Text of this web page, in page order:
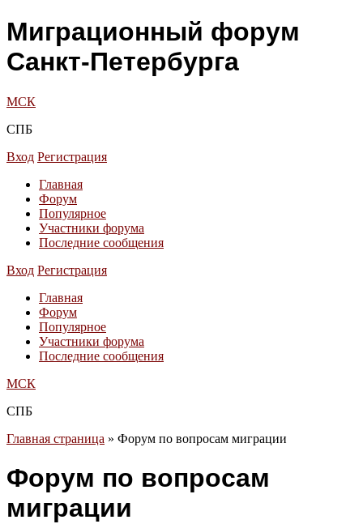
Миграционный форум
Санкт-Петербурга
МСК
СПБ
Вход Регистрация
Главная
Форум
Популярное
Участники форума
Последние сообщения
Вход Регистрация
Главная
Форум
Популярное
Участники форума
Последние сообщения
МСК
СПБ
Главная страница » Форум по вопросам миграции
Форум по вопросам
миграции